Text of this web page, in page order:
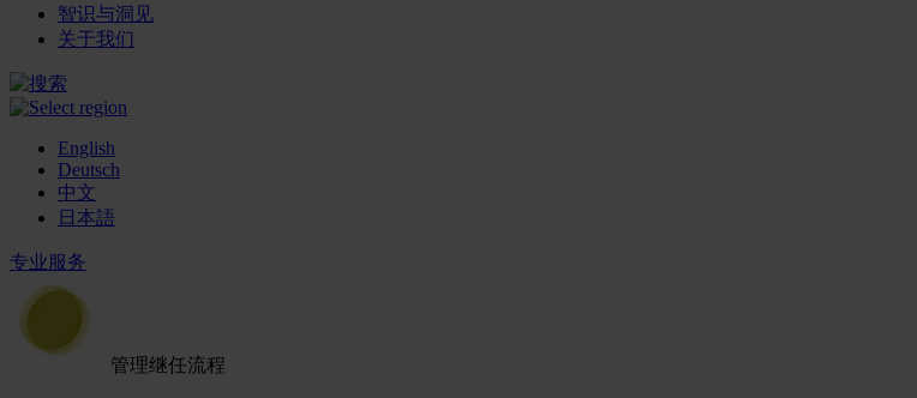
智识与洞见
关于我们
English
Deutsch
中文
日本語
专业服务
管理继任流程